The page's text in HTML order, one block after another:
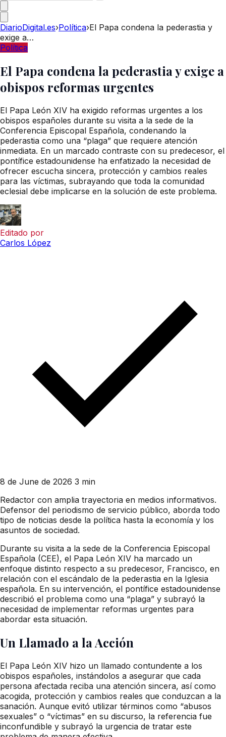
DiarioDigital.es›Política›El Papa condena la pederastia y
exige a…
Política
El Papa condena la pederastia y exige a
obispos reformas urgentes
El Papa León XIV ha exigido reformas urgentes a los
obispos españoles durante su visita a la sede de la
Conferencia Episcopal Española, condenando la
pederastia como una “plaga” que requiere atención
inmediata. En un marcado contraste con su predecesor, el
pontífice estadounidense ha enfatizado la necesidad de
ofrecer escucha sincera, protección y cambios reales
para las víctimas, subrayando que toda la comunidad
eclesial debe implicarse en la solución de este problema.
Editado por
Carlos López
8 de June de 2026 3 min
Redactor con amplia trayectoria en medios informativos.
Defensor del periodismo de servicio público, aborda todo
tipo de noticias desde la política hasta la economía y los
asuntos de sociedad.
Durante su visita a la sede de la Conferencia Episcopal
Española (CEE), el Papa León XIV ha marcado un
enfoque distinto respecto a su predecesor, Francisco, en
relación con el escándalo de la pederastia en la Iglesia
española. En su intervención, el pontífice estadounidense
describió el problema como una “plaga” y subrayó la
necesidad de implementar reformas urgentes para
abordar esta situación.
Un Llamado a la Acción
El Papa León XIV hizo un llamado contundente a los
obispos españoles, instándolos a asegurar que cada
persona afectada reciba una atención sincera, así como
acogida, protección y cambios reales que conduzcan a la
sanación. Aunque evitó utilizar términos como “abusos
sexuales” o “víctimas” en su discurso, la referencia fue
inconfundible y subrayó la urgencia de tratar este